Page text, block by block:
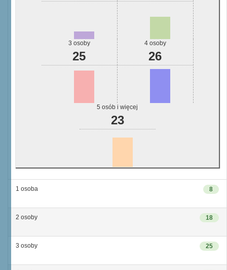
3 osoby
25
4 osoby
26
5 osób i więcej
23
8
1 osoba
18
2 osoby
25
3 osoby